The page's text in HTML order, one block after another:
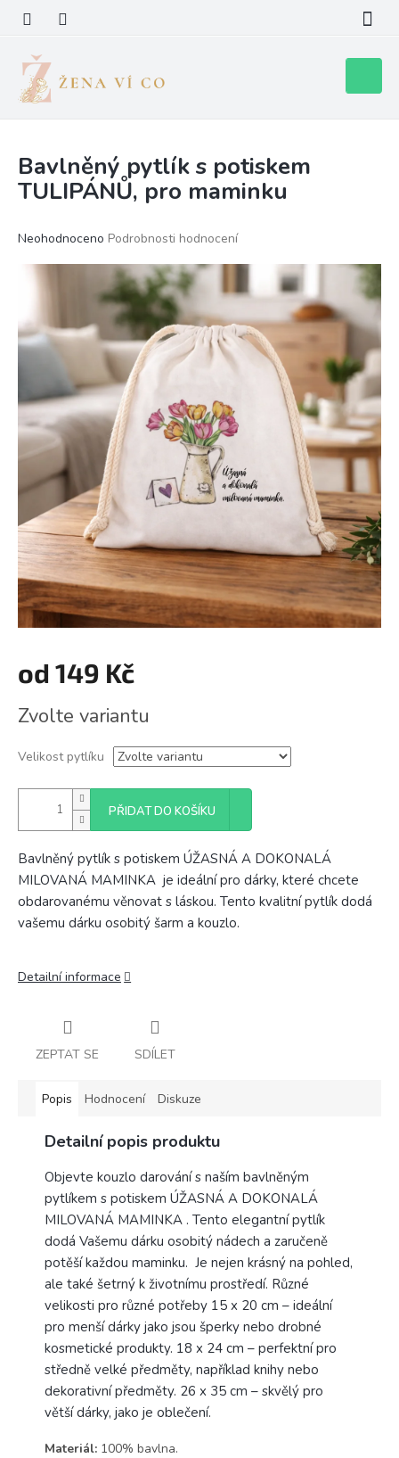
obsah
košík
Bavlněný pytlík s potiskem
TULIPÁNŮ, pro maminku
Průměrné
z
5
Neohodnoceno Podrobnosti hodnocení
od 149 Kč
cena:
Zvolte variantu
Velikost pytlíku
PŘIDAT DO KOŠÍKU
Bavlněný pytlík s potiskem ÚŽASNÁ A DOKONALÁ
MILOVANÁ MAMINKA je ideální pro dárky, které chcete
obdarovanému věnovat s láskou. Tento kvalitní pytlík dodá
vašemu dárku osobitý šarm a kouzlo.
Detailní informace
ZEPTAT SE SDÍLET
Popis Hodnocení Diskuze
Detailní popis produktu
Objevte kouzlo darování s naším bavlněným
pytlíkem s potiskem ÚŽASNÁ A DOKONALÁ
MILOVANÁ MAMINKA . Tento elegantní pytlík
dodá Vašemu dárku osobitý nádech a zaručeně
potěší každou maminku. Je nejen krásný na pohled,
ale také šetrný k životnímu prostředí. Různé
velikosti pro různé potřeby 15 x 20 cm – ideální
pro menší dárky jako jsou šperky nebo drobné
kosmetické produkty. 18 x 24 cm – perfektní pro
středně velké předměty, například knihy nebo
dekorativní předměty. 26 x 35 cm – skvělý pro
větší dárky, jako je oblečení.
Materiál: 100% bavlna.